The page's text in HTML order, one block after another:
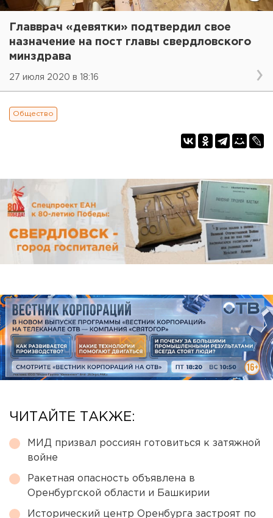
Главврач «девятки» подтвердил свое
назначение на пост главы свердловского
минздрава
27 июля 2020 в 18:16
Общество
ЧИТАЙТЕ ТАКЖЕ:
МИД призвал россиян готовиться к затяжной
войне
Ракетная опасность объявлена в
Оренбургской области и Башкирии
Исторический центр Оренбурга застроят по